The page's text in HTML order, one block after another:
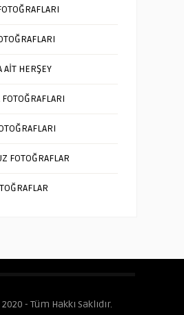
AİT HERŞEY
FOTOĞRAFLAR
- Tüm Hakkı Saklıdır.